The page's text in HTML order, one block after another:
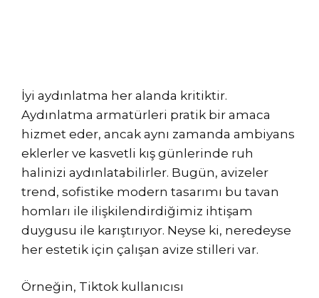
İyi aydınlatma her alanda kritiktir.
Aydınlatma armatürleri pratik bir amaca
hizmet eder, ancak aynı zamanda ambiyans
eklerler ve kasvetli kış günlerinde ruh
halinizi aydınlatabilirler. Bugün, avizeler
trend, sofistike modern tasarımı bu tavan
homları ile ilişkilendirdiğimiz ihtişam
duygusu ile karıştırıyor. Neyse ki, neredeyse
her estetik için çalışan avize stilleri var.
Örneğin, Tiktok kullanıcısı